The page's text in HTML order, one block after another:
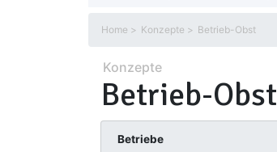
Home Konzepte Betrieb-Obst
Konzepte
Betrieb-Obst
Betriebe